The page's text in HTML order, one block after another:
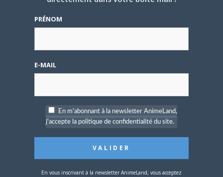
carte !
Si votre ville n'est pas dans la liste,contactez-nous!
PRÉNOM
E-MAIL
En m'abonnant à la newsletter AnimeLand,
j'accepte la politique de confidentialité du site.
En vous inscrivant à la newsletter AnimeLand, vous acceptez